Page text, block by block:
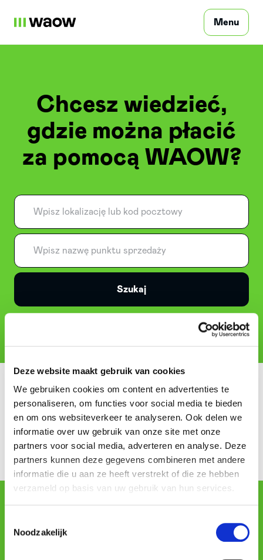
Deze website maakt gebruik van cookies
We gebruiken cookies om content en advertenties te
personaliseren, om functies voor social media te bieden
en om ons websiteverkeer te analyseren. Ook delen we
informatie over uw gebruik van onze site met onze
partners voor social media, adverteren en analyse. Deze
partners kunnen deze gegevens combineren met andere
informatie die u aan ze heeft verstrekt of die ze hebben
verzameld op basis van uw gebruik van hun services.
Noodzakelijk
Menu
Osoby prywatne
Profesjonalizm
Masz pytanie?
Chcesz wiedzieć,
gdzie można płacić
za pomocą WAOW?
Szukaj